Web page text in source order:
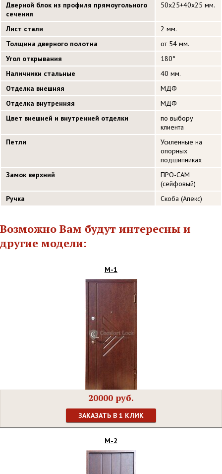
Дверной блок из профиля прямоугольного
сечения
50х25+40х25 мм.
Лист стали
2 мм.
Толщина дверного полотна
от 54 мм.
Угол открывания
180°
Наличники стальные
40 мм.
Отделка внешняя
МДФ
Отделка внутренняя
МДФ
Цвет внешней и внутренней отделки
по выбору
клиента
Петли
Усиленные на
опорных
подшипниках
Замок верхний
ПРО-САМ
(сейфовый)
Ручка
Скоба (Апекс)
Возможно Вам будут интересны и
другие модели:
М-1
20000 руб.
ЗАКАЗАТЬ В 1 КЛИК
М-2